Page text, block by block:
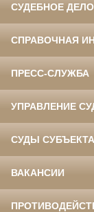
СУДЕБНОЕ
СПРАВОЧНАЯ
ПРЕСС-СЛУЖБА
УПРАВЛЕНИЕ
СУДЫ
ВАКАНСИИ